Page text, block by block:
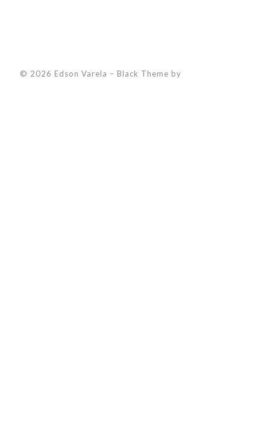
© 2026 Edson Varela – Black Theme by